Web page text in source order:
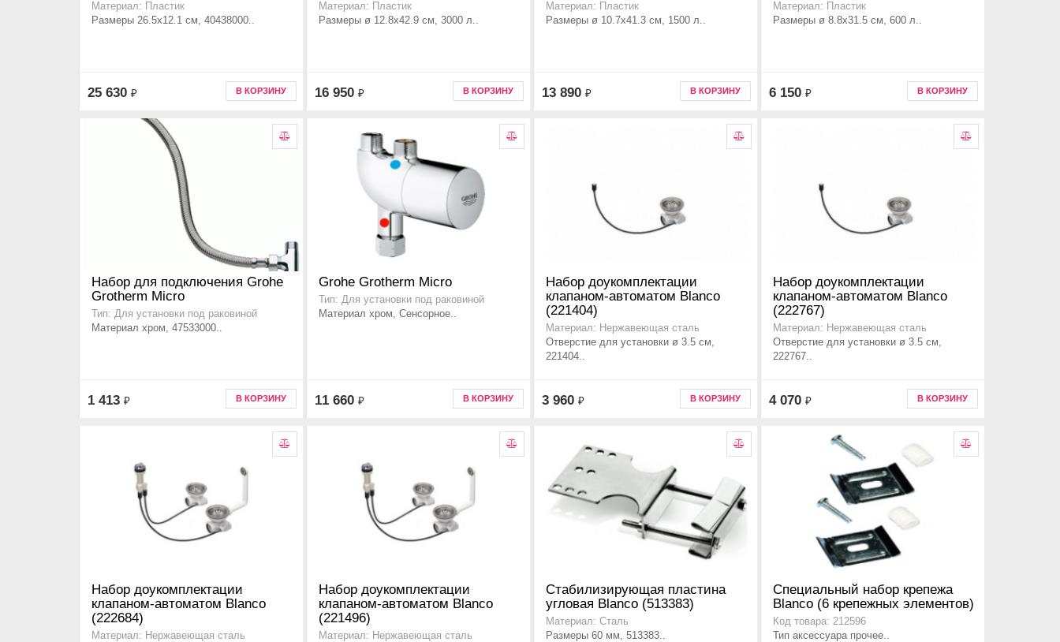
Материал: Пластик
Размеры 26.5x12.1 см, 40438000..
25 630 ₽ В КОРЗИНУ
Материал: Пластик
Размеры ø 12.8x42.9 см, 3000 л..
16 950 ₽ В КОРЗИНУ
Материал: Пластик
Размеры ø 10.7x41.3 см, 1500 л..
13 890 ₽ В КОРЗИНУ
Материал: Пластик
Размеры ø 8.8x31.5 см, 600 л..
6 150 ₽ В КОРЗИНУ
Набор для подключения Grohe
Grotherm Micro
Тип: Для установки под раковиной
Материал хром, 47533000..
1 413 ₽ В КОРЗИНУ
Grohe Grotherm Micro
Тип: Для установки под раковиной
Материал хром, Сенсорное..
11 660 ₽ В КОРЗИНУ
Набор доукомплектации
клапаном-автоматом Blanco
(221404)
Материал: Нержавеющая сталь
Отверстие для установки ø 3.5 см,
221404..
3 960 ₽ В КОРЗИНУ
Набор доукомплектации
клапаном-автоматом Blanco
(222767)
Материал: Нержавеющая сталь
Отверстие для установки ø 3.5 см,
222767..
4 070 ₽ В КОРЗИНУ
Набор доукомплектации
клапаном-автоматом Blanco
(222684)
Материал: Нержавеющая сталь
Набор доукомплектации
клапаном-автоматом Blanco
(221496)
Материал: Нержавеющая сталь
Стабилизирующая пластина
угловая Blanco (513383)
Материал: Сталь
Размеры 60 мм, 513383..
Специальный набор крепежа
Blanco (6 крепежных элементов)
Код товара: 212596
Тип аксессуара прочее..